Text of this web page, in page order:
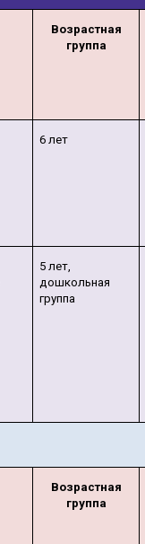
Возрастная
группа
6 лет
5 лет,
дошкольная
группа
Возрастная
группа